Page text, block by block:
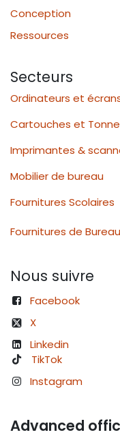
Conception
Ressources
Secteurs
Ordinateurs et
Cartouches et
Imprimantes &
Mobilier de bureau
Fournitures Scolaires
Fournitures de Bureau
Nous suivre
Facebook
X
Linkedin
TikTok
Instagram
Advanced